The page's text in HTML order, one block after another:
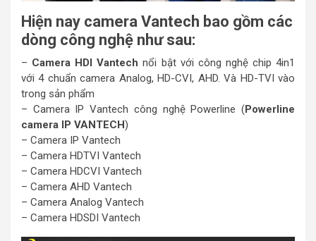
Hiện nay camera Vantech bao gồm các
dòng công nghệ như sau:
– Camera HDI Vantech nổi bật với công nghệ chip 4in1
với 4 chuẩn camera Analog, HD-CVI, AHD. Và HD-TVI vào
trong sản phẩm
– Camera IP Vantech công nghệ Powerline (Powerline
camera IP VANTECH)
– Camera IP Vantech
– Camera HDTVI Vantech
– Camera HDCVI Vantech
– Camera AHD Vantech
– Camera Analog Vantech
– Camera HDSDI Vantech